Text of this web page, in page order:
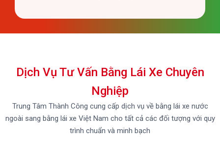
Dịch Vụ Tư Vấn Bằng Lái Xe Chuyên
Nghiệp
Trung Tâm Thành Công cung cấp dịch vụ về bằng lái xe nước
ngoài sang bằng lái xe Việt Nam cho tất cả các đối tượng với quy
trình chuẩn và minh bạch